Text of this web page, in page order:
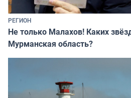
РЕГИОН
Не только Малахов! Каких
Мурманская область?